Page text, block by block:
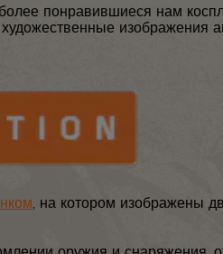
понравившиеся нам
изображения
, на котором изображены